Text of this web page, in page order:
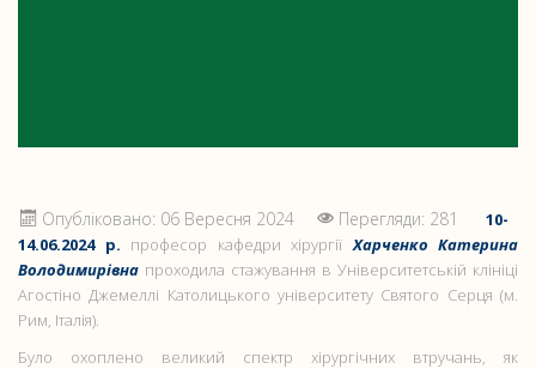
Опубліковано: 06 Вересня 2024 Перегляди: 281
10-
14.06.2024 р. професор кафедри хірургії Харченко Катерина
Володимирівна проходила стажування в Університетській клініці
Агостіно Джемеллі Католицького університету Святого Серця (м.
Рим, Італія).
Було охоплено великий спектр хірургічних втручань, як